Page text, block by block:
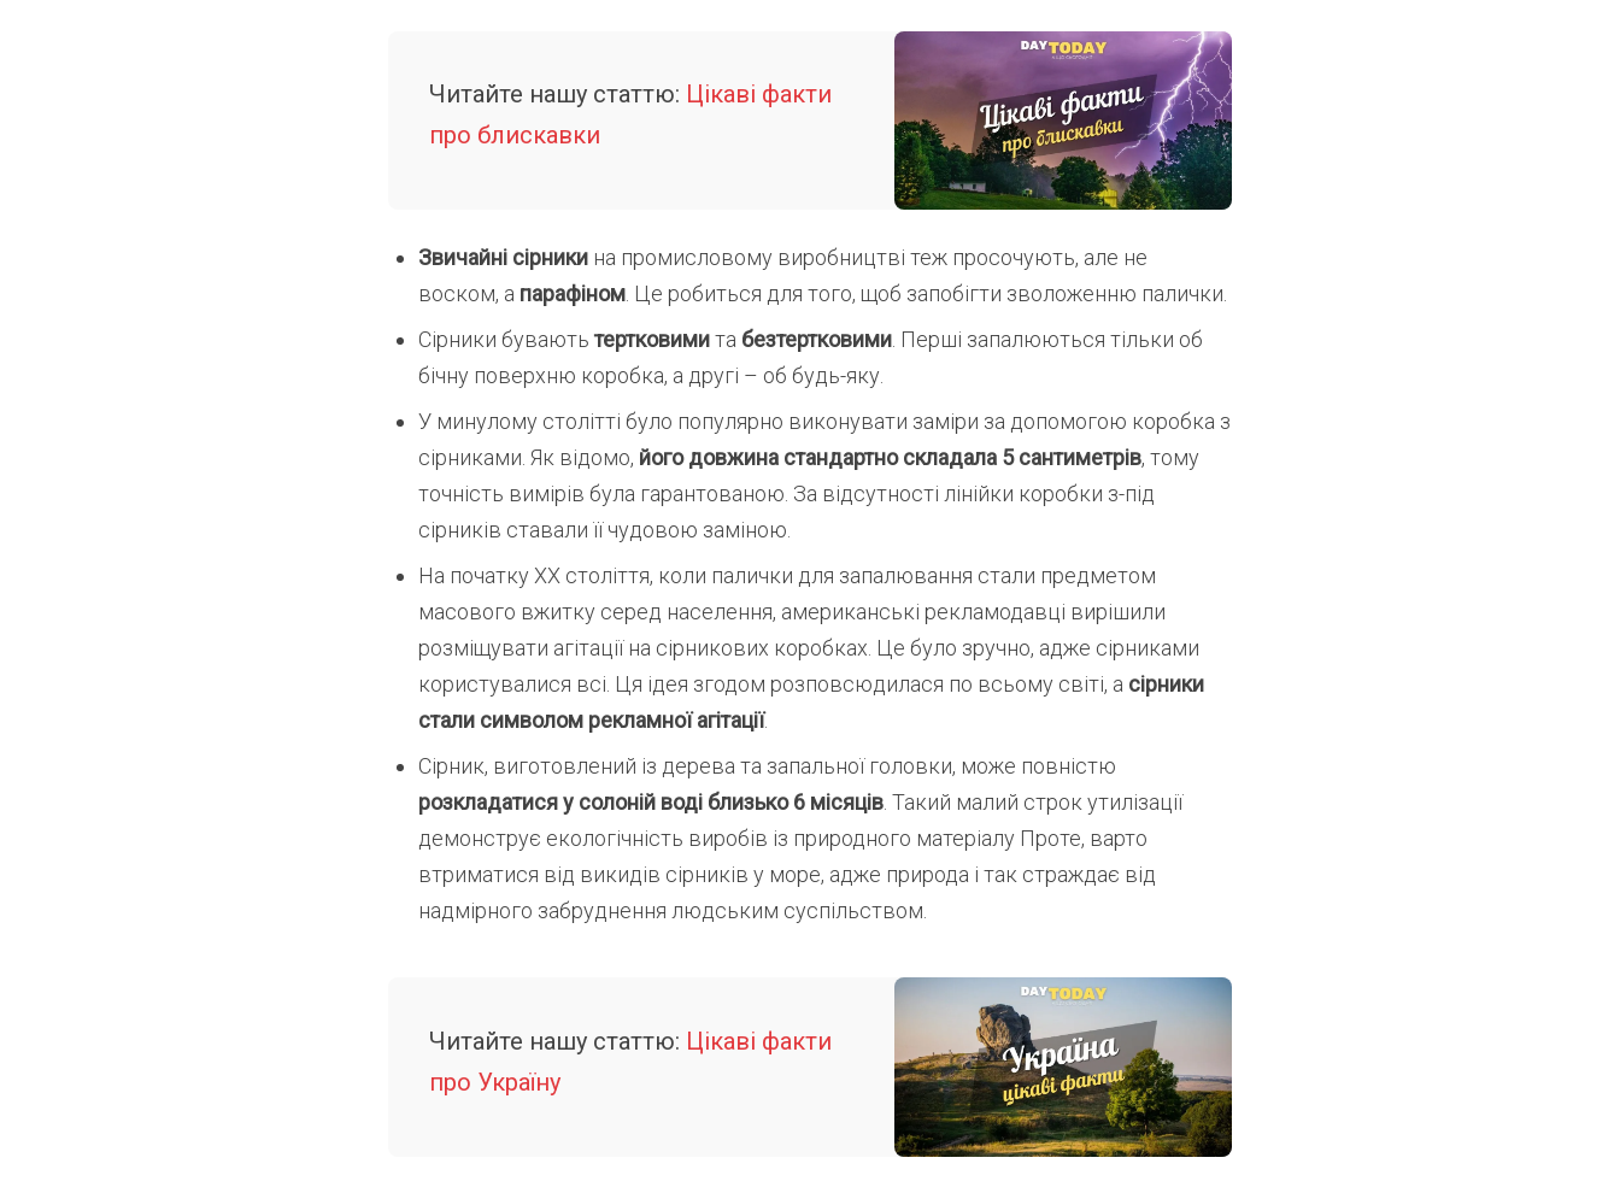
Читайте нашу статтю: Цікаві факти
про блискавки
Звичайні сірники на промисловому виробництві теж просочують, але не
воском, а парафіном. Це робиться для того, щоб запобігти зволоженню палички.
Сірники буваютьтертковимита безтертковими. Перші запалюються тільки об
бічну поверхню коробка, а другі – об будь-яку.
У минулому столітті було популярно виконувати заміри за допомогою коробка з
сірниками. Як відомо, його довжина стандартно складала 5 сантиметрів, тому
точність вимірів була гарантованою. За відсутності лінійки коробки з-під
сірників ставали її чудовою заміною.
На початку XX століття, коли палички для запалювання стали предметом
масового вжитку серед населення, американські рекламодавці вирішили
розміщувати агітації на сірникових коробках. Це було зручно, адже сірниками
користувалися всі. Ця ідея згодом розповсюдилася по всьому світі, а сірники
стали символом рекламної агітації.
Сірник, виготовлений із дерева та запальної головки, може повністю
розкладатися у солоній воді близько 6 місяців. Такий малий строк утилізації
демонструє екологічність виробів із природного матеріалу Проте, варто
втриматися від викидів сірників у море, адже природа і так страждає від
надмірного забруднення людським суспільством.
Читайте нашу статтю: Цікаві факти
про Україну